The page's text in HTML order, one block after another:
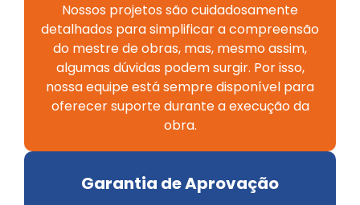
Nossos projetos são cuidadosamente
detalhados para simplificar a compreensão
do mestre de obras, mas, mesmo assim,
algumas dúvidas podem surgir. Por isso,
nossa equipe está sempre disponível para
oferecer suporte durante a execução da
obra.
Garantia de Aprovação​